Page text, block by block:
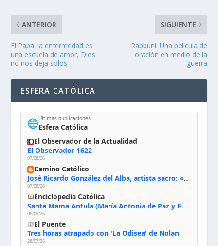
ANTERIOR
El Papa: la enfermedad es
una escuela de amor, Dios
no nos deja solos
SIGUIENTE
Rabbuní: Una película de
oración en medio de la
guerra
ESFERA CATÓLICA
🌐Últimas publicaciones
Esfera Católica
El Observador de la Actualidad
El Observador 1622
07/08/26
Camino Católico
José Ricardo González del Alba, artista sacro: «Yo oro, hablo con Dios, le pido al Espíritu Santo su inspiración y siempre pinto rezando el rosario para que sea Él quien actúe a través de mis manos»
07/08/26
Enciclopedia Católica
Santa Mama Antula (María Antonia de Paz y Figueroa)
06/08/26
El Puente
Tres horas atrapado con 'La Odisea' de Nolan
28/07/26